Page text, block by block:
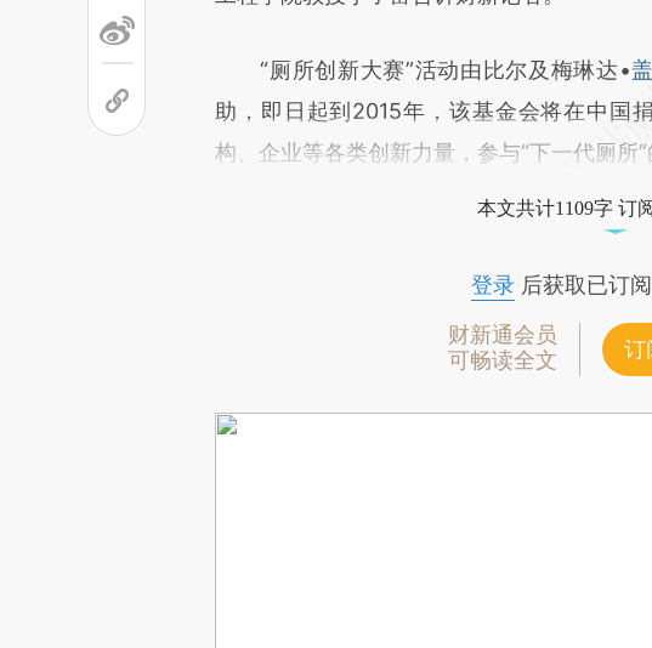
“厕所创新大赛”活动由比尔及梅琳达•
助，即日起到2015年，该基金会将在中国
构、企业等各类创新力量，参与“下一代厕所”
本文共计1109字 订
登录后获取已订
财新通会员
可畅读全文
订